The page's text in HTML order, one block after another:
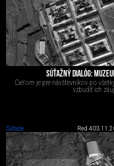
SÚŤAŽNÝ DIALÓG:
Cieľom je pre návštevníkov po
vzbudiť ich
Súťaže Red 4